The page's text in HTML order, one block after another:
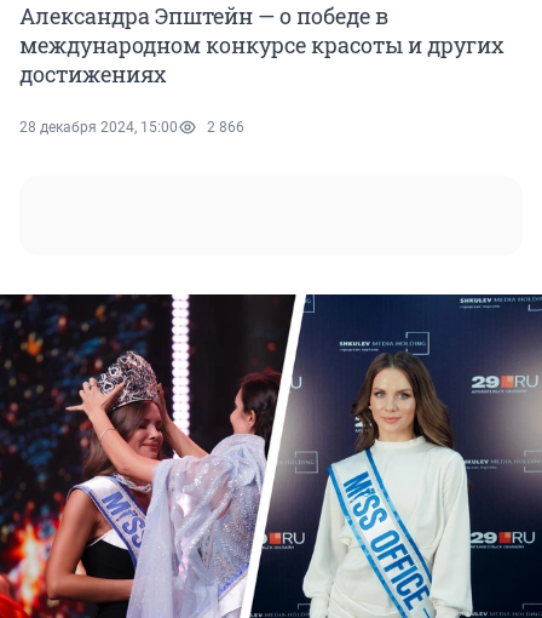
Александра Эпштейн — о победе в
международном конкурсе красоты и других
достижениях
28 декабря 2024, 15:00 2 866